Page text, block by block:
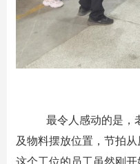
最令人感动的是，
及物料摆放位置，节拍
这个工位的员工虽然刚